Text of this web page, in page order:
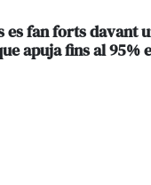
es fan forts davant
apuja fins al 95%